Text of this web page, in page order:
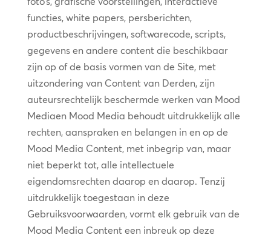
functies, white papers, persberichten,
productbeschrijvingen, softwarecode, scripts,
gegevens en andere content die beschikbaar
zijn op of de basis vormen van de Site, met
uitzondering van Content van Derden, zijn
auteursrechtelijk beschermde werken van Mood
Mediaen Mood Media behoudt uitdrukkelijk alle
rechten, aanspraken en belangen in en op de
Mood Media Content, met inbegrip van, maar
niet beperkt tot, alle intellectuele
eigendomsrechten daarop en daarop. Tenzij
uitdrukkelijk toegestaan in deze
Gebruiksvoorwaarden, vormt elk gebruik van de
Mood Media Content een inbreuk op deze